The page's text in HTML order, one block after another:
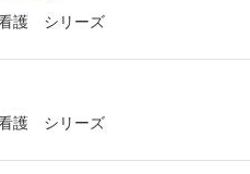
看護 シリーズ
看護 シリーズ